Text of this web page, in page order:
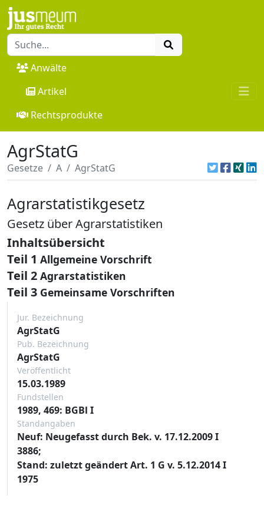
Anwälte
Artikel
Rechtsprodukte
AgrStatG
Gesetze A AgrStatG
Agrarstatistikgesetz
Gesetz über Agrarstatistiken
Inhaltsübersicht
Teil 1 Allgemeine Vorschrift
Teil 2 Agrarstatistiken
Teil 3 Gemeinsame Vorschriften
Jur. Bezeichnung
AgrStatG
Pub. Bezeichnung
AgrStatG
Veröffentlicht
15.03.1989
Fundstellen
1989, 469: BGBl I
Standangaben
Neuf: Neugefasst durch Bek. v. 17.12.2009 I
3886;
Stand: zuletzt geändert Art. 1 G v. 5.12.2014 I
1975